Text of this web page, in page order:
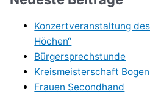
Konzertveranstaltung
Höchen“
Bürgersprechstunde
Kreismeisterschaft Bogen
Frauen Secondhand